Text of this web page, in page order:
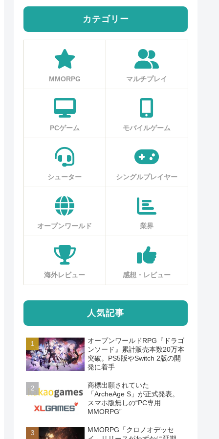
カテゴリー
MMORPG マルチプレイ
PCゲーム モバイルゲーム
シューター シングルプレイヤー
オープンワールド 業界
海外レビュー 感想・レビュー
人気記事
オープンワールドRPG『ドラゴ
ンソード』累計販売本数20万本
突破。PS5版やSwitch 2版の開
発に着手
商標出願されていた
「ArcheAge S」が正式発表。
スマホ版無しの“PC専用
MMORPG”
MMORPG「クロノオデッセ